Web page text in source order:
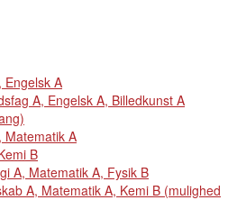
Engelsk A
A, Engelsk A, Billedkunst A
Matematik A
B
A, Matematik A, Fysik B
A, Matematik A, Kemi B (mulighed